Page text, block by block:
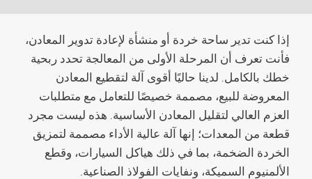
إذا كنت تدير ساحة خردة أو منشأة لإعادة تدوير المعادن،
فأنت تعرف أن المرحلة الأولى من المعالجة تحدد ربحية
خطك بالكامل. لدينا حاليًا أقوى آلة لتقطيع المعادن
المعروضة للبيع، مصممة خصيصًا للتعامل مع متطلبات
العزم العالي لتقليل المعادن الأساسية. هذه ليست مجرد
قطعة من المعدات؛ إنها آلة عالية الأداء مصممة لتمزيق
الخردة الضخمة، بما في ذلك هياكل السيارات، وقطع
الألمنيوم السميكة، ونفايات الفولاذ الصناعية.